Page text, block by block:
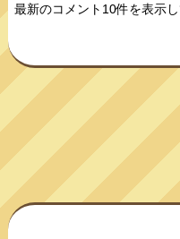
最新のコメント10件を表示